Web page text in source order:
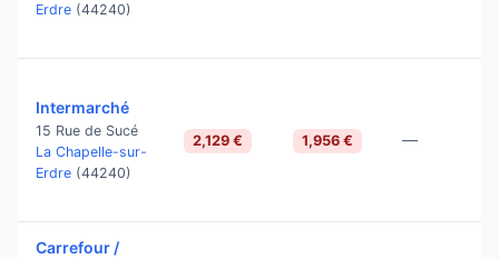
Erdre (44240)
Intermarché
15 Rue de Sucé
La Chapelle-sur-
Erdre (44240)
2,129 € 1,956 € —
Carrefour /